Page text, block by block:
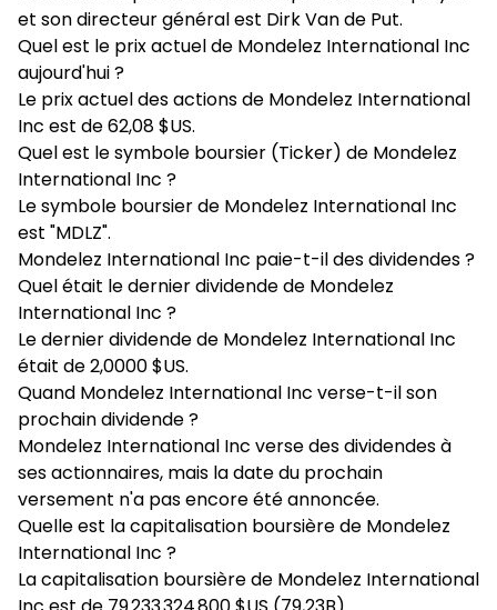
et son directeur général est Dirk Van de Put.
Quel est le prix actuel de Mondelez International Inc
aujourd'hui ?
Le prix actuel des actions de Mondelez International
Inc est de 62,08 $US.
Quel est le symbole boursier (Ticker) de Mondelez
International Inc ?
Le symbole boursier de Mondelez International Inc
est "MDLZ".
Mondelez International Inc paie-t-il des dividendes ?
Quel était le dernier dividende de Mondelez
International Inc ?
Le dernier dividende de Mondelez International Inc
était de 2,0000 $US.
Quand Mondelez International Inc verse-t-il son
prochain dividende ?
Mondelez International Inc verse des dividendes à
ses actionnaires, mais la date du prochain
versement n'a pas encore été annoncée.
Quelle est la capitalisation boursière de Mondelez
International Inc ?
La capitalisation boursière de Mondelez International